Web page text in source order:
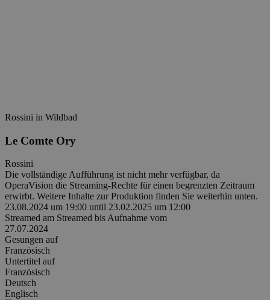
Rossini in Wildbad
Le Comte Ory
Rossini
Die vollständige Aufführung ist nicht mehr verfügbar, da
OperaVision die Streaming-Rechte für einen begrenzten Zeitraum
erwirbt. Weitere Inhalte zur Produktion finden Sie weiterhin unten.
23.08.2024 um 19:00 until 23.02.2025 um 12:00
Streamed am Streamed bis Aufnahme vom
27.07.2024
Gesungen auf
Französisch
Untertitel auf
Französisch
Deutsch
Englisch